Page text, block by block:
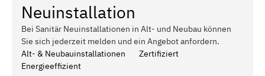
Neuinstallation
Bei Sanitär Neuinstallationen in Alt- und Neubau können
Sie sich jederzeit melden und ein Angebot anfordern.
Alt- & Neubauinstallationen
Zertifiziert
Energieeffizient